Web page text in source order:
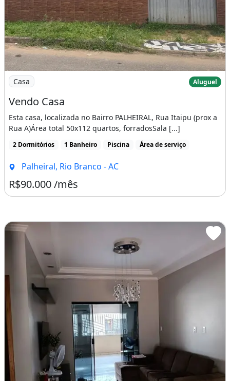
Imagem: Vendo Casa
Casa Aluguel
Vendo Casa
Esta casa, localizada no Bairro PALHEIRAL, Rua Itaipu (prox a
Rua A)Área total 50x112 quartos, forradosSala [...]
2 Dormitórios 1 Banheiro Piscina Área de serviço
Palheiral, Rio Branco - AC
R$90.000 /mês